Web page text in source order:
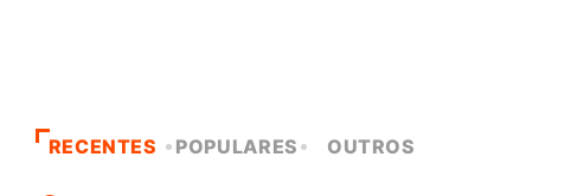
RECENTES POPULARES OUTROS